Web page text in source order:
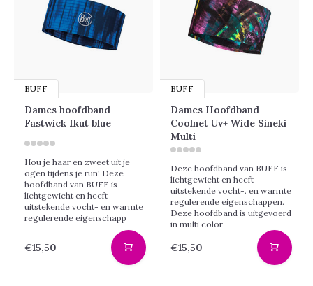
BUFF
Dames hoofdband
Fastwick Ikut blue
Hou je haar en zweet uit je
ogen tijdens je run! Deze
hoofdband van BUFF is
lichtgewicht en heeft
uitstekende vocht- en warmte
regulerende eigenschapp
€15,50
BUFF
Dames Hoofdband
Coolnet Uv+ Wide Sineki
Multi
Deze hoofdband van BUFF is
lichtgewicht en heeft
uitstekende vocht-. en warmte
regulerende eigenschappen.
Deze hoofdband is uitgevoerd
in multi color
€15,50